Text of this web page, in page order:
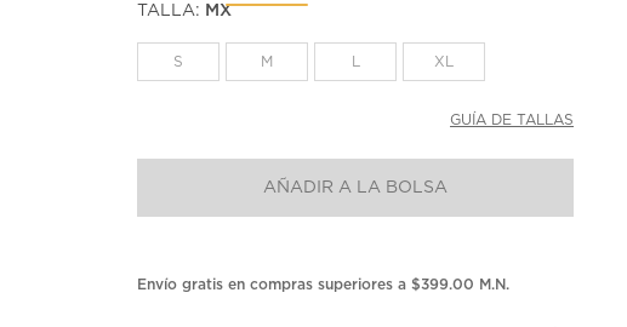
TALLA: MX
S M XL
GUÍA DE TALLAS
AÑADIR A LA BOLSA
Envío gratis en compras superiores a $399.00 M.N.